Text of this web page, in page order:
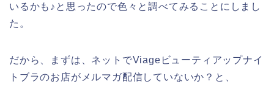
いるかも♪と思ったので色々と調べてみることにしまし
た。
だから、まずは、ネットでViageビューティアップナイ
トブラのお店がメルマガ配信していないか？と、